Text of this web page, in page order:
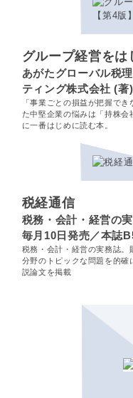
グループ経営をは
あがたグローバル税
ティング株式会社 (著)
「事業ごとの損益が把握で
た中堅企業の悩みは「持株
に一番はじめに読む本。
税経通信
税務・会計・経営の
毎月10日発売／本誌
税務・会計・経営の実務誌
分野のトピックな問題を的
説論文を掲載